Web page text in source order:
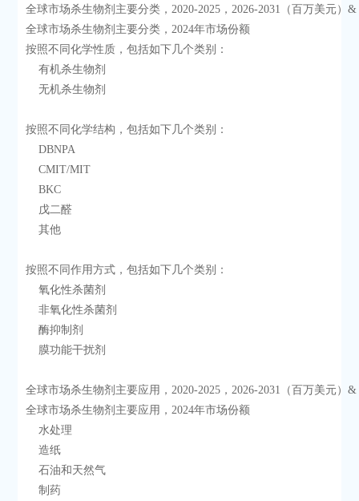
全球市场杀生物剂主要分类，2020-2025，2026-2031（百万美元）
全球市场杀生物剂主要分类，2024年市场份额
按照不同化学性质，包括如下几个类别：
    有机杀生物剂
    无机杀生物剂
按照不同化学结构，包括如下几个类别：
    DBNPA
    CMIT/MIT
    BKC
    戊二醛
    其他
按照不同作用方式，包括如下几个类别：
    氧化性杀菌剂
    非氧化性杀菌剂
    酶抑制剂
    膜功能干扰剂
全球市场杀生物剂主要应用，2020-2025，2026-2031（百万美元）
全球市场杀生物剂主要应用，2024年市场份额
    水处理
    造纸
    石油和天然气
    制药